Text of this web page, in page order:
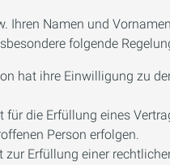
Ihren Namen und
folgende
hat ihre Einwilligung zu
für die Erfüllung eines
Person erfolgen.
zur Erfüllung einer